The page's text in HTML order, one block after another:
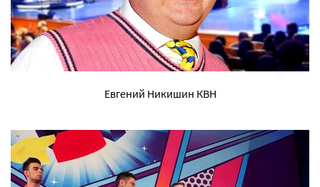
Евгений Никишин КВН